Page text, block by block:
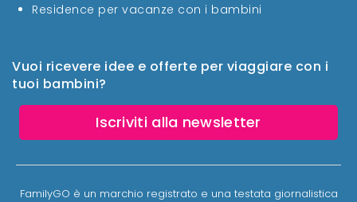
Vuoi ricevere idee e offerte per viaggiare con i
tuoi bambini?
Iscriviti alla newsletter
Residence per vacanze con i bambini
FamilyGO è un marchio registrato e una testata giornalistica